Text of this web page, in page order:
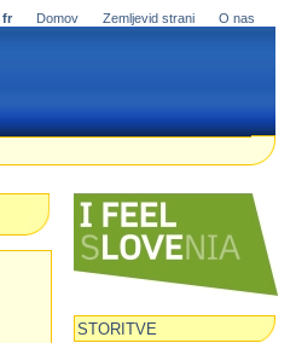
fr Domov Zemljevid strani O nas
STORITVE